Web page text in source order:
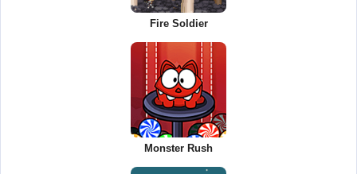
Fire Soldier
Monster Rush